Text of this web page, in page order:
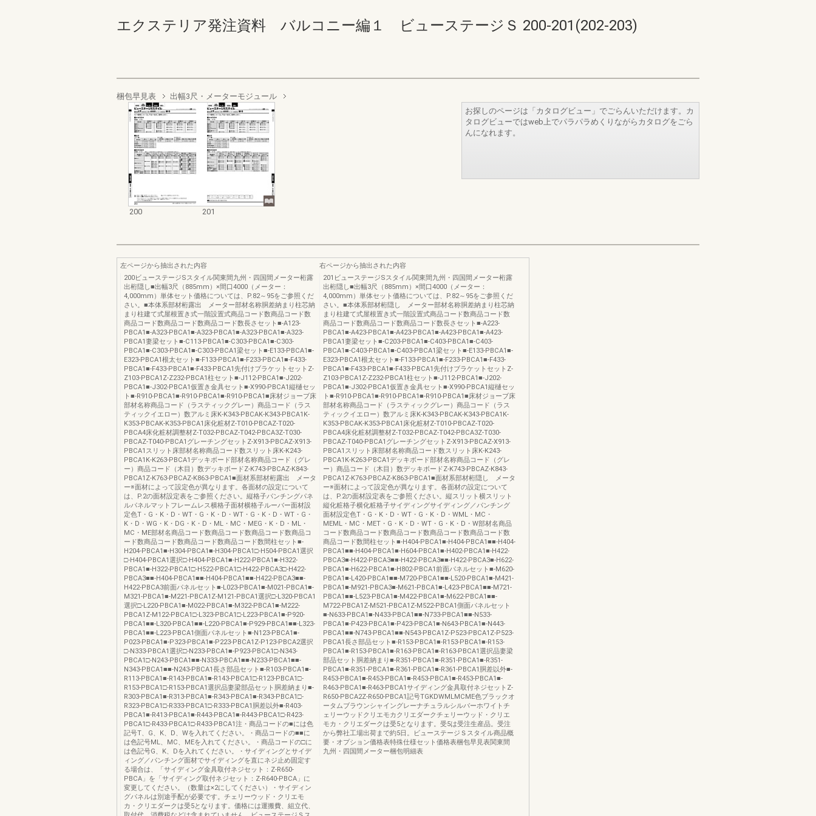
エクステリア発注資料 バルコニー編１ ビューステージＳ 200-201(202-203)
梱包早見表 出幅3尺・メーターモジュール
200 201
お探しのページは「カタログビュー」でごらんいただけます。カ
タログビューではweb上でパラパラめくりながらカタログをごら
んになれます。
左ページから抽出された内容
200ビューステージSスタイル関東間九州・四国間メーター桁露
出桁隠し■出幅3尺（885mm）×間口4000（メーター：
4,000mm）単体セット価格については、P.82～95をご参照くだ
さい。■本体系部材桁露出 メーター部材名称胴差納まり柱芯納
まり柱建て式屋根置き式一階設置式商品コード数商品コード数
商品コード数商品コード数商品コード数長さセット■-A123-
PBCA1■-A323-PBCA1■-A323-PBCA1■-A323-PBCA1■-A323-
PBCA1妻梁セット■-C113-PBCA1■-C303-PBCA1■-C303-
PBCA1■-C303-PBCA1■-C303-PBCA1梁セット■-E133-PBCA1■-
E323-PBCA1根太セット■-F133-PBCA1■-F233-PBCA1■-F433-
PBCA1■-F433-PBCA1■-F433-PBCA1先付けブラケットセットZ-
Z103-PBCA1Z-Z232-PBCA1柱セット■-J112-PBCA1■-J202-
PBCA1■-J302-PBCA1仮置き金具セット■-X990-PBCA1縦樋セッ
ト■-R910-PBCA1■-R910-PBCA1■-R910-PBCA1■床材ジョーブ床
部材名称商品コード（ラスティックグレー）商品コード（ラス
ティックイエロー）数アルミ床K-K343-PBCAK-K343-PBCA1K-
K353-PBCAK-K353-PBCA1床化粧材Z-T010-PBCAZ-T020-
PBCA4床化粧材調整材Z-T032-PBCAZ-T042-PBCA3Z-T030-
PBCAZ-T040-PBCA1グレーチングセットZ-X913-PBCAZ-X913-
PBCA1スリット床部材名称商品コード数スリット床K-K243-
PBCA1K-K263-PBCA1デッキボード部材名称商品コード（グレ
ー）商品コード（木目）数デッキボードZ-K743-PBCAZ-K843-
PBCA1Z-K763-PBCAZ-K863-PBCA1■面材系部材桁露出 メータ
ー※面材によって設定色が異なります。各面材の設定について
は、P.2の面材設定表をご参照ください。縦格子パンチングパネ
ルパネルマットフレームレス横格子面材横格子ルーバー面材設
定色T・G・K・D・WT・G・K・D・WT・G・K・D・WT・G・
K・D・WG・K・DG・K・D・ML・MC・MEG・K・D・ML・
MC・ME部材名商品コード数商品コード数商品コード数商品コ
ード数商品コード数商品コード数商品コード数間柱セット■-
H204-PBCA1■-H304-PBCA1■-H304-PBCA1□-H504-PBCA1選択
□-H404-PBCA1選択□-H404-PBCA1■-H222-PBCA1■-H322-
PBCA1■-H322-PBCA1□-H522-PBCA1□-H422-PBCA3□-H422-
PBCA3■■-H404-PBCA1■■-H404-PBCA1■■-H422-PBCA3■■-
H422-PBCA3前面パネルセット■-L023-PBCA1■-M021-PBCA1■-
M321-PBCA1■-M221-PBCA1Z-M121-PBCA1選択□-L320-PBCA1
選択□-L220-PBCA1■-M022-PBCA1■-M322-PBCA1■-M222-
PBCA1Z-M122-PBCA1□-L323-PBCA1□-L223-PBCA1■-P920-
PBCA1■■-L320-PBCA1■■-L220-PBCA1■-P929-PBCA1■■-L323-
PBCA1■■-L223-PBCA1側面パネルセット■-N123-PBCA1■-
P023-PBCA1■-P323-PBCA1■-P223-PBCA1Z-P123-PBCA2選択
□-N333-PBCA1選択□-N233-PBCA1■-P923-PBCA1□-N343-
PBCA1□-N243-PBCA1■■-N333-PBCA1■■-N233-PBCA1■■-
N343-PBCA1■■-N243-PBCA1長さ部品セット■-R103-PBCA1■-
R113-PBCA1■-R143-PBCA1■-R143-PBCA1□-R123-PBCA1□-
R153-PBCA1□-R153-PBCA1選択品妻梁部品セット胴差納まり■-
R303-PBCA1■-R313-PBCA1■-R343-PBCA1■-R343-PBCA1□-
R323-PBCA1□-R333-PBCA1□-R333-PBCA1胴差以外■-R403-
PBCA1■-R413-PBCA1■-R443-PBCA1■-R443-PBCA1□-R423-
PBCA1□-R433-PBCA1□-R433-PBCA1注・商品コードの■には色
記号T、G、K、D、Wを入れてください。・商品コードの■■に
は色記号ML、MC、MEを入れてください。・商品コードの□に
は色記号G、K、Dを入れてください。・サイディングとサイデ
ィング／パンチング面材でサイディングを直にネジ止め固定す
る場合は、「サイディング金具取付ネジセット：Z-R650-
PBCA」を「サイディング取付ネジセット：Z-R640-PBCA」に
変更してください。（数量は×2にしてください）・サイディン
グパネルは別途手配が必要です。チェリーウッド・クリエモ
カ・クリエダークは受5となります。価格には運搬費、組立代、
右ページから抽出された内容
201ビューステージSスタイル関東間九州・四国間メーター桁露
出桁隠し■出幅3尺（885mm）×間口4000（メーター：
4,000mm）単体セット価格については、P.82～95をご参照くだ
さい。■本体系部材桁隠し メーター部材名称胴差納まり柱芯納
まり柱建て式屋根置き式一階設置式商品コード数商品コード数
商品コード数商品コード数商品コード数長さセット■-A223-
PBCA1■-A423-PBCA1■-A423-PBCA1■-A423-PBCA1■-A423-
PBCA1妻梁セット■-C203-PBCA1■-C403-PBCA1■-C403-
PBCA1■-C403-PBCA1■-C403-PBCA1梁セット■-E133-PBCA1■-
E323-PBCA1根太セット■-F133-PBCA1■-F233-PBCA1■-F433-
PBCA1■-F433-PBCA1■-F433-PBCA1先付けブラケットセットZ-
Z103-PBCA1Z-Z232-PBCA1柱セット■-J112-PBCA1■-J202-
PBCA1■-J302-PBCA1仮置き金具セット■-X990-PBCA1縦樋セッ
ト■-R910-PBCA1■-R910-PBCA1■-R910-PBCA1■床材ジョーブ床
部材名称商品コード（ラスティックグレー）商品コード（ラス
ティックイエロー）数アルミ床K-K343-PBCAK-K343-PBCA1K-
K353-PBCAK-K353-PBCA1床化粧材Z-T010-PBCAZ-T020-
PBCA4床化粧材調整材Z-T032-PBCAZ-T042-PBCA3Z-T030-
PBCAZ-T040-PBCA1グレーチングセットZ-X913-PBCAZ-X913-
PBCA1スリット床部材名称商品コード数スリット床K-K243-
PBCA1K-K263-PBCA1デッキボード部材名称商品コード（グレ
ー）商品コード（木目）数デッキボードZ-K743-PBCAZ-K843-
PBCA1Z-K763-PBCAZ-K863-PBCA1■面材系部材桁隠し メータ
ー※面材によって設定色が異なります。各面材の設定について
は、P.2の面材設定表をご参照ください。縦スリット横スリット
縦化粧格子横化粧格子サイディングサイディング／パンチング
面材設定色T・G・K・D・WT・G・K・D・WML・MC・
MEML・MC・MET・G・K・D・WT・G・K・D・W部材名商品
コード数商品コード数商品コード数商品コード数商品コード数
商品コード数間柱セット■-H404-PBCA1■-H404-PBCA1■■-H404-
PBCA1■■-H404-PBCA1■-H604-PBCA1■-H402-PBCA1■-H422-
PBCA3■-H422-PBCA3■■-H422-PBCA3■■-H422-PBCA3■-H622-
PBCA1■-H622-PBCA1■-H802-PBCA1前面パネルセット■-M620-
PBCA1■-L420-PBCA1■■-M720-PBCA1■■-L520-PBCA1■-M421-
PBCA1■-M921-PBCA3■-M621-PBCA1■-L423-PBCA1■■-M721-
PBCA1■■-L523-PBCA1■-M422-PBCA1■-M622-PBCA1■■-
M722-PBCA1Z-M521-PBCA1Z-M522-PBCA1側面パネルセット
■-N633-PBCA1■-N433-PBCA1■■-N733-PBCA1■■-N533-
PBCA1■-P423-PBCA1■-P423-PBCA1■-N643-PBCA1■-N443-
PBCA1■■-N743-PBCA1■■-N543-PBCA1Z-P523-PBCA1Z-P523-
PBCA1長さ部品セット■-R153-PBCA1■-R153-PBCA1■-R153-
PBCA1■-R153-PBCA1■-R163-PBCA1■-R163-PBCA1選択品妻梁
部品セット胴差納まり■-R351-PBCA1■-R351-PBCA1■-R351-
PBCA1■-R351-PBCA1■-R361-PBCA1■-R361-PBCA1胴差以外■-
R453-PBCA1■-R453-PBCA1■-R453-PBCA1■-R453-PBCA1■-
R463-PBCA1■-R463-PBCA1サイディング金具取付ネジセットZ-
R650-PBCA2Z-R650-PBCA1記号TGKDWMLMCME色ブラックオ
ータムブラウンシャイングレーナチュラルシルバーホワイトチ
ェリーウッドクリエモカクリエダークチェリーウッド・クリエ
モカ・クリエダークは受5となります。受5は受注生産品。受注
から弊社工場出荷まで約5日。ビューステージＳスタイル商品概
要・オプション価格表特殊仕様セット価格表梱包早見表関東間
九州・四国間メーター梱包明細表